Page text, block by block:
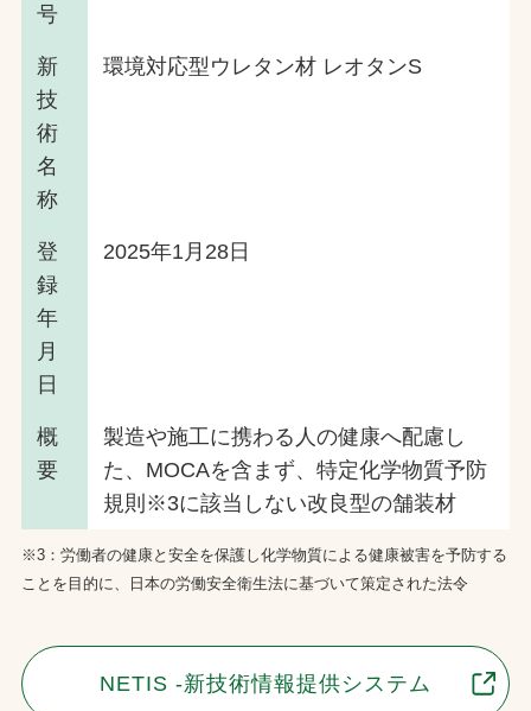
号
新
技
術
名
称
環境対応型ウレタン材 レオタンS
登
録
年
月
日
2025年1月28日
概
要
製造や施工に携わる人の健康へ配慮し
た、MOCAを含まず、特定化学物質予防
規則※3に該当しない改良型の舗装材
※3：労働者の健康と安全を保護し化学物質による健康被害を予防する
ことを目的に、日本の労働安全衛生法に基づいて策定された法令
NETIS -新技術情報提供システム